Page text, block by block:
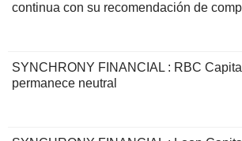
continua con su recomendación de
SYNCHRONY FINANCIAL : RBC
permanece neutral